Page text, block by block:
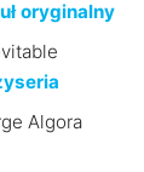
oryginalny
Algora